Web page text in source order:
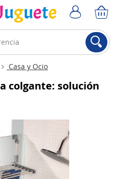
Casa y Ocio
colgante: solución